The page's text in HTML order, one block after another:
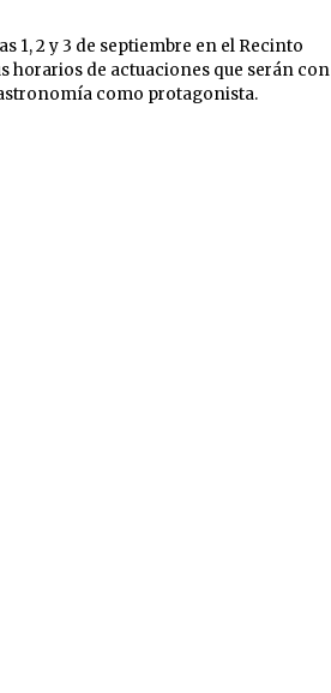
1, 2 y 3 de septiembre en el Recinto
horarios de actuaciones que serán con
como protagonista.